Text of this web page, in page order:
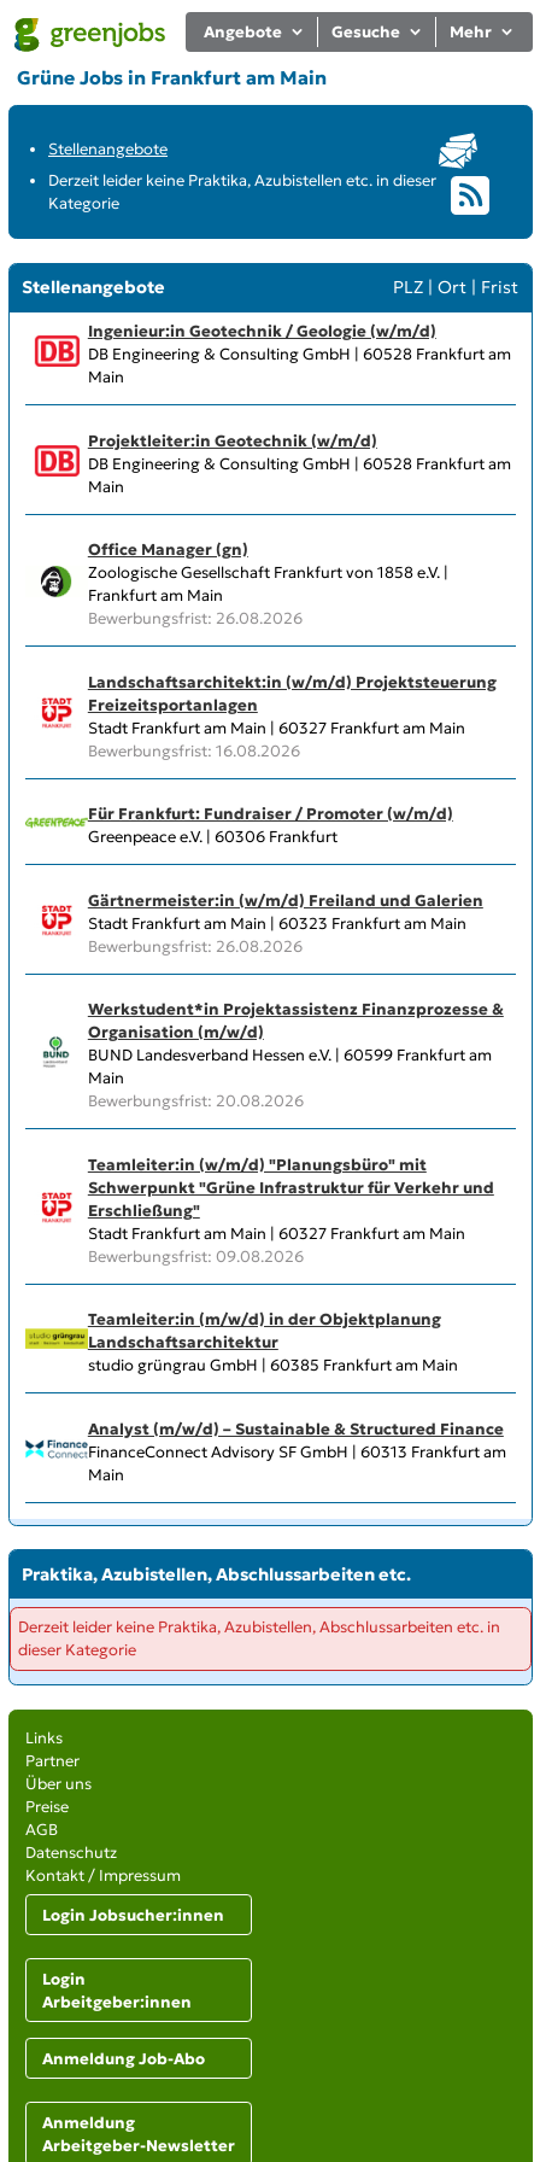
Angebote Gesuche Mehr
Grüne Jobs in Frankfurt am Main
Stellenangebote
Derzeit leider keine Praktika, Azubistellen etc. in dieser
Kategorie
Stellenangebote PLZ |Ort | Frist
Ingenieur:in Geotechnik / Geologie (w/m/d)
DB Engineering & Consulting GmbH | 60528 Frankfurt am
Main
Projektleiter:in Geotechnik (w/m/d)
DB Engineering & Consulting GmbH | 60528 Frankfurt am
Main
Office Manager (gn)
Zoologische Gesellschaft Frankfurt von 1858 e.V. |
Frankfurt am Main
Bewerbungsfrist: 26.08.2026
Landschaftsarchitekt:in (w/m/d) Projektsteuerung
Freizeitsportanlagen
Stadt Frankfurt am Main | 60327 Frankfurt am Main
Bewerbungsfrist: 16.08.2026
Für Frankfurt: Fundraiser / Promoter (w/m/d)
Greenpeace e.V. | 60306 Frankfurt
Gärtnermeister:in (w/m/d) Freiland und Galerien
Stadt Frankfurt am Main | 60323 Frankfurt am Main
Bewerbungsfrist: 26.08.2026
Werkstudent*in Projektassistenz Finanzprozesse &
Organisation (m/w/d)
BUND Landesverband Hessen e.V. | 60599 Frankfurt am
Main
Bewerbungsfrist: 20.08.2026
Teamleiter:in (w/m/d) "Planungsbüro" mit
Schwerpunkt "Grüne Infrastruktur für Verkehr und
Erschließung"
Stadt Frankfurt am Main | 60327 Frankfurt am Main
Bewerbungsfrist: 09.08.2026
Teamleiter:in (m/w/d) in der Objektplanung
Landschaftsarchitektur
studio grüngrau GmbH | 60385 Frankfurt am Main
Analyst (m/w/d) – Sustainable & Structured Finance
FinanceConnect Advisory SF GmbH | 60313 Frankfurt am
Main
Praktika, Azubistellen, Abschlussarbeiten etc.
Derzeit leider keine Praktika, Azubistellen, Abschlussarbeiten etc. in
dieser Kategorie
Links
Partner
Über uns
Preise
AGB
Datenschutz
Kontakt / Impressum
Login Jobsucher:innen
Login
Arbeitgeber:innen
Anmeldung Job-Abo
Anmeldung
Arbeitgeber-Newsletter